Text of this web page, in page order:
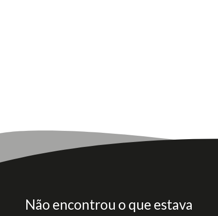
Não encontrou o que estava